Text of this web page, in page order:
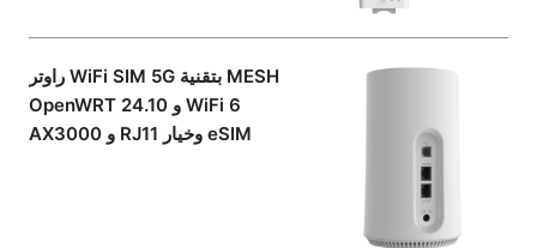
راوتر WiFi SIM 5G بتقنية MESH
OpenWRT 24.10 و WiFi 6
AX3000 و RJ11 وخيار eSIM